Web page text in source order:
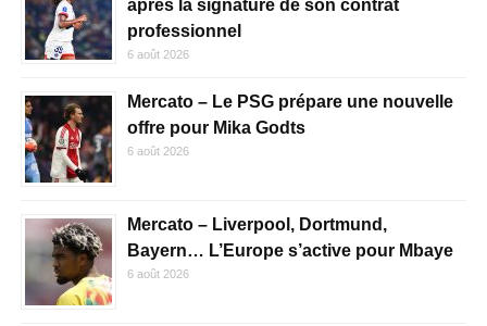
après la signature de son contrat
professionnel
6 août 2026
Mercato – Le PSG prépare une nouvelle
offre pour Mika Godts
6 août 2026
Mercato – Liverpool, Dortmund,
Bayern… L’Europe s’active pour Mbaye
6 août 2026